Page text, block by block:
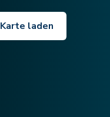
Karte laden